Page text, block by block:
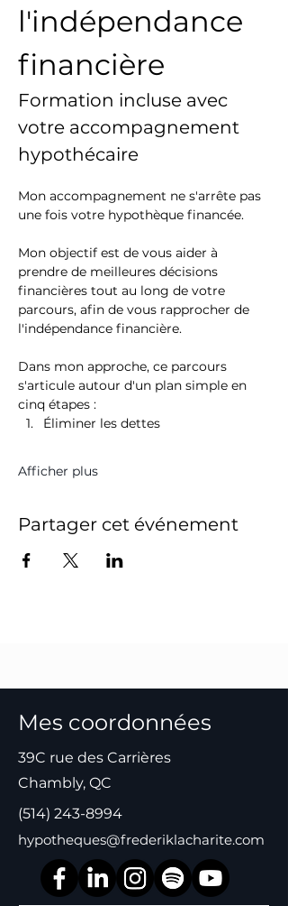
l'indépendance
financière
Formation incluse avec
votre accompagnement
hypothécaire
Mon accompagnement ne s'arrête pas
une fois votre hypothèque financée.
Mon objectif est de vous aider à
prendre de meilleures décisions
financières tout au long de votre
parcours, afin de vous rapprocher de
l'indépendance financière.
Dans mon approche, ce parcours
s'articule autour d'un plan simple en
cinq étapes :
Éliminer les dettes
Afficher plus
Partager cet événement
Mes coordonnées
39C rue des Carrières
Chambly, QC
(514) 243-8994
hypotheques@frederiklacharite.com